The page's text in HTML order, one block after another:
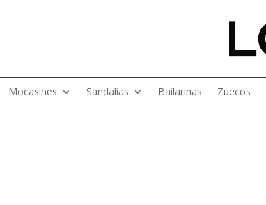
Mocasines Sandalias Bailarinas Zuecos